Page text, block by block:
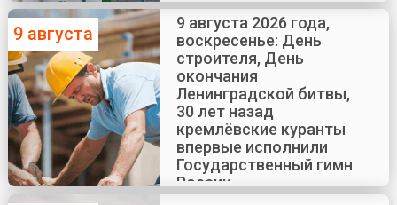
Краско
9 августа
9 августа 2026 года,
воскресенье: День
строителя, День
окончания
Ленинградской битвы,
30 лет назад
кремлёвские куранты
впервые исполнили
Государственный гимн
России